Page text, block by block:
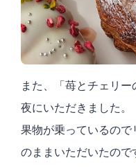
また、「苺とチェリ
夜にいただきました。
果物が乗っているので
のままいただいたので